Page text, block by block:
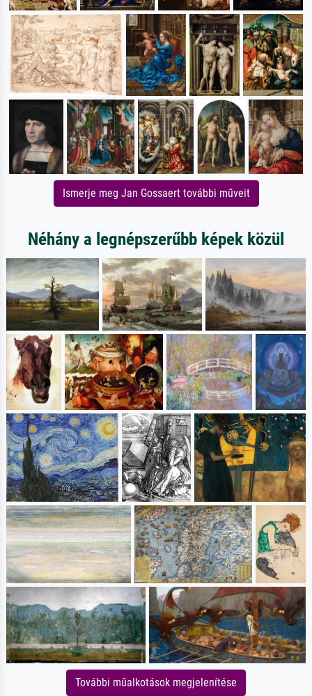
Ismerje meg Jan Gossaert további műveit
Néhány a legnépszerűbb képek közül
További műalkotások megjelenítése